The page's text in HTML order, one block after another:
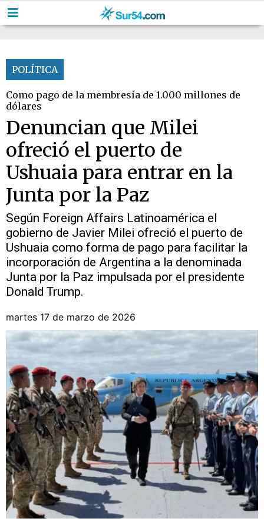
POLÍTICA
Como pago de la membresía de 1.000 millones de
dólares
Denuncian que Milei
ofreció el puerto de
Ushuaia para entrar en la
Junta por la Paz
Según Foreign Affairs Latinoamérica el
gobierno de Javier Milei ofreció el puerto de
Ushuaia como forma de pago para facilitar la
incorporación de Argentina a la denominada
Junta por la Paz impulsada por el presidente
Donald Trump.
martes 17 de marzo de 2026